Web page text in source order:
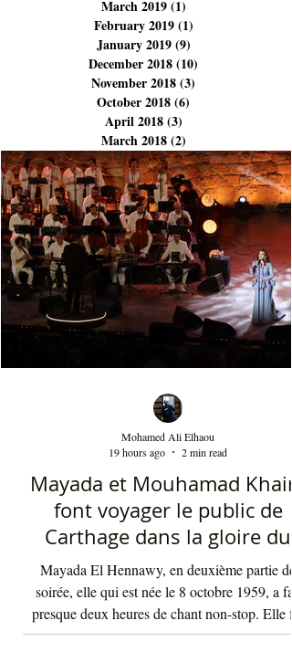
July 2019(5)5 posts
June 2019(5)5 posts
April 2019(2)2 posts
March 2019(1)1 post
February 2019 (1)
January 2019(9)
December 2018(10)
November 2018(3)3 posts
October 2018(6)6 posts
April 2018(3)3 posts
March 2018(2)2 posts
Mayada et Mouhamad Khairy
font voyager le public de
Carthage dans la gloire du
chant et de la musique
Mayada El Hennawy, en deuxième partie de
Mohamed Ali Elhaou
19 hours ago
2 min read